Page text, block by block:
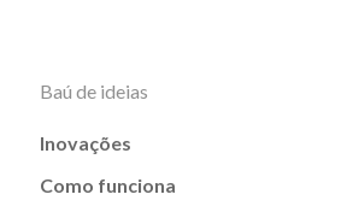
Baú de ideias
Inovações
Como funciona